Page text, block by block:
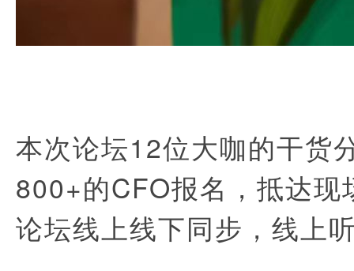
本次论坛12位大咖的干货
800+的CFO报名，抵达现
论坛线上线下同步，线上